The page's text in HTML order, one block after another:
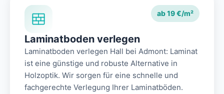
ab 19 €/m²
Laminatboden verlegen
Laminatboden verlegen Hall bei Admont: Laminat
ist eine günstige und robuste Alternative in
Holzoptik. Wir sorgen für eine schnelle und
fachgerechte Verlegung Ihrer Laminatböden.